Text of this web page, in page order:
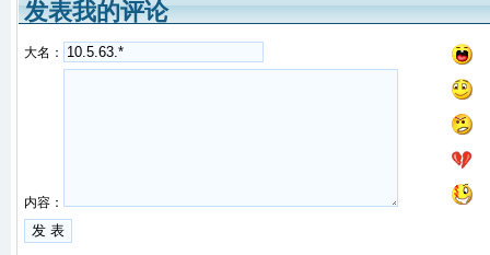
发表我的评论
大名：
内容：